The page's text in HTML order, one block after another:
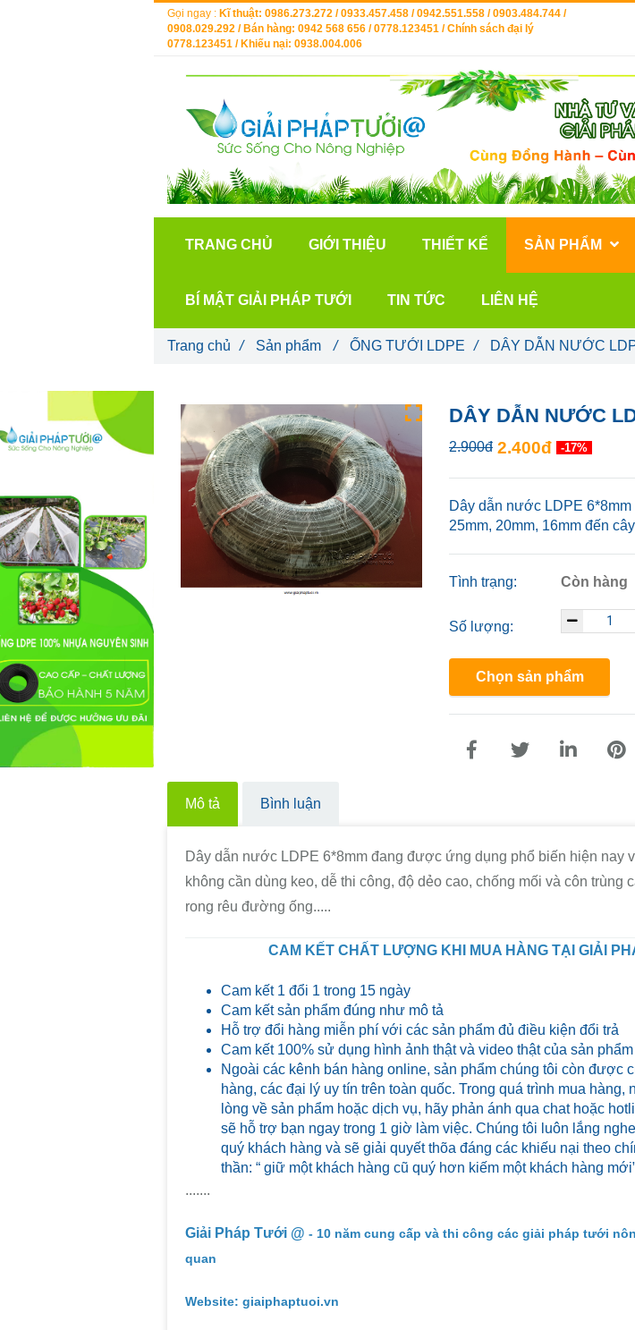
DÂY DẪN NƯỚC
2.900đ 2.400đ -17%
Dây dẫn nước LDPE
25mm, 20mm, 16mm đến
Tình trạng: Còn hàng
Số lượng:
Chọn sản phẩm
Mô tả Bình luận
Dây dẫn nước LDPE 6*8mm đang được ứng dụng phổ biến hiện nay
không cần dùng keo, dễ thi công, độ dẻo cao, chống mối và côn trùng
rong rêu đường ống.....
CAM KẾT CHẤT LƯỢNG KHI MUA HÀNG TẠI GIẢI
Cam kết 1 đổi 1 trong 15 ngày
Cam kết sản phẩm đúng như mô tả
Hỗ trợ đổi hàng miễn phí với các sản phẩm đủ điều kiện đổi trả
Cam kết 100% sử dụng hình ảnh thật và video thật của sản phẩm
Ngoài các kênh bán hàng online, sản phẩm chúng tôi còn được
hàng, các đại lý uy tín trên toàn quốc. Trong quá trình mua hàng,
lòng về sản phẩm hoặc dịch vụ, hãy phản ánh qua chat hoặc
sẽ hỗ trợ bạn ngay trong 1 giờ làm việc. Chúng tôi luôn lắng
quý khách hàng và sẽ giải quyết thõa đáng các khiếu nại theo
thần: “ giữ một khách hàng cũ quý hơn kiếm một khách hàng
.......
Giải Pháp Tưới @ - 10 năm cung cấp và thi công các giải pháp tưới
quan
Website: giaiphaptuoi.vn
Trang chủ / Sản phẩm / ỐNG TƯỚI LDPE / DÂY DẪN NƯỚC
Gọi ngay : Kĩ thuật: 0986.273.272 / 0933.457.458 / 0942.551.558 / 0903.484.744 /
0908.029.292 / Bán hàng: 0942 568 656 / 0778.123451 / Chính sách đại lý
0778.123451 / Khiếu nại: 0938.004.006
TRANG CHỦ GIỚI THIỆU THIẾT KẾ SẢN PHẨM
BÍ MẬT GIẢI PHÁP TƯỚI TIN TỨC LIÊN HỆ